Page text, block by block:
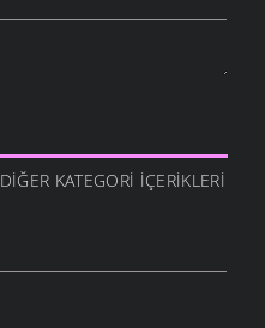
DIĞER KATEGORI İÇERIKLERI